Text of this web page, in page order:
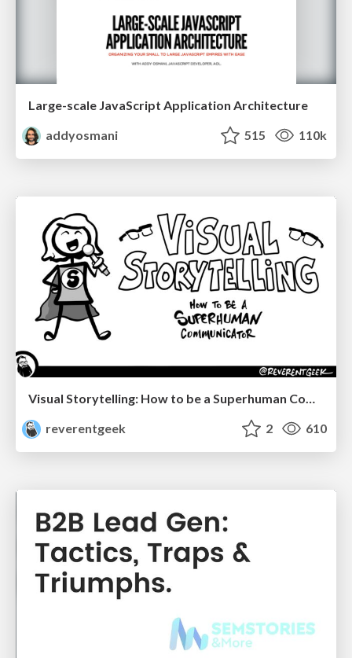
Large-scale JavaScript Application Architecture
addyosmani
515 110k
reverentgeek
2 610